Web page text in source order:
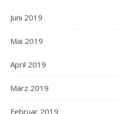
Juni 2019
Mai 2019
April 2019
März 2019
Februar 2019